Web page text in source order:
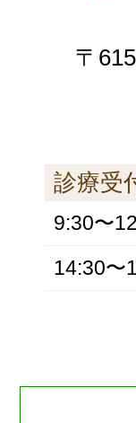
〒
診療受
9:30〜
14:30〜